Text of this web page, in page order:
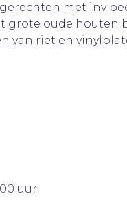
met
grote oude houten
van riet en
uur